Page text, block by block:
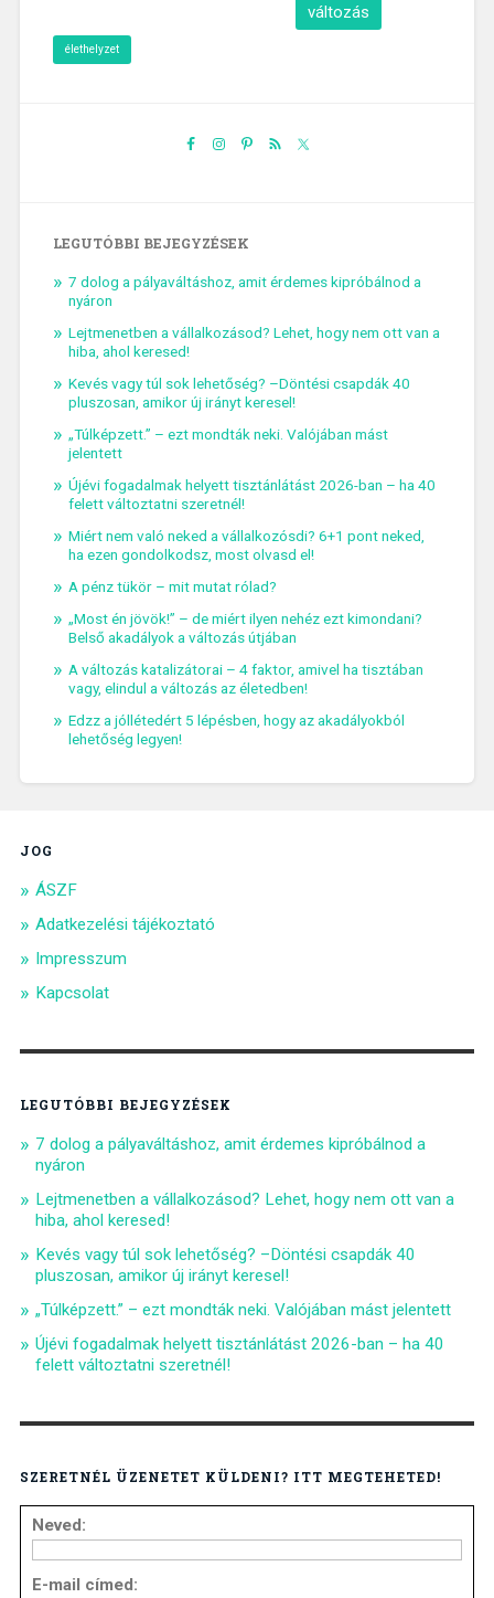
változás
élethelyzet
LEGUTÓBBI BEJEGYZÉSEK
7 dolog a pályaváltáshoz, amit érdemes kipróbálnod a
nyáron
Lejtmenetben a vállalkozásod? Lehet, hogy nem ott van a
hiba, ahol keresed!
Kevés vagy túl sok lehetőség? –Döntési csapdák 40
pluszosan, amikor új irányt keresel!
„Túlképzett.” – ezt mondták neki. Valójában mást
jelentett
Újévi fogadalmak helyett tisztánlátást 2026-ban – ha 40
felett változtatni szeretnél!
Miért nem való neked a vállalkozósdi? 6+1 pont neked,
ha ezen gondolkodsz, most olvasd el!
A pénz tükör – mit mutat rólad?
„Most én jövök!” – de miért ilyen nehéz ezt kimondani?
Belső akadályok a változás útjában
A változás katalizátorai – 4 faktor, amivel ha tisztában
vagy, elindul a változás az életedben!
Edzz a jóllétedért 5 lépésben, hogy az akadályokból
lehetőség legyen!
JOG
ÁSZF
Adatkezelési tájékoztató
Impresszum
Kapcsolat
LEGUTÓBBI BEJEGYZÉSEK
7 dolog a pályaváltáshoz, amit érdemes kipróbálnod a
nyáron
Lejtmenetben a vállalkozásod? Lehet, hogy nem ott van a
hiba, ahol keresed!
Kevés vagy túl sok lehetőség? –Döntési csapdák 40
pluszosan, amikor új irányt keresel!
„Túlképzett.” – ezt mondták neki. Valójában mást jelentett
Újévi fogadalmak helyett tisztánlátást 2026-ban – ha 40
felett változtatni szeretnél!
SZERETNÉL ÜZENETET KÜLDENI? ITT MEGTEHETED!
Neved:
E-mail címed: